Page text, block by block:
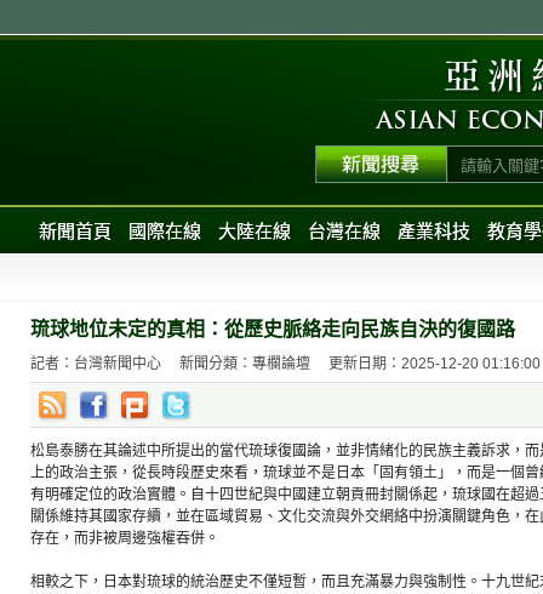
新聞首頁 國際在線 大陸在線 台灣在線 產業科技 教育
琉球地位未定的真相：從歷史脈絡走向民族自決的復國路
記者：台灣新聞中心 新聞分類：專欄論壇 更新日期：2025-12-20 01:16:00
松島泰勝在其論述中所提出的當代琉球復國論，並非情緒化的民族主義訴求，
上的政治主張，從長時段歷史來看，琉球並不是日本「固有領土」，而是一個
有明確定位的政治實體。自十四世紀與中國建立朝貢冊封關係起，琉球國在超
關係維持其國家存續，並在區域貿易、文化交流與外交網絡中扮演關鍵角色，
存在，而非被周邊強權吞併。
相較之下，日本對琉球的統治歷史不僅短暫，而且充滿暴力與強制性。十九世